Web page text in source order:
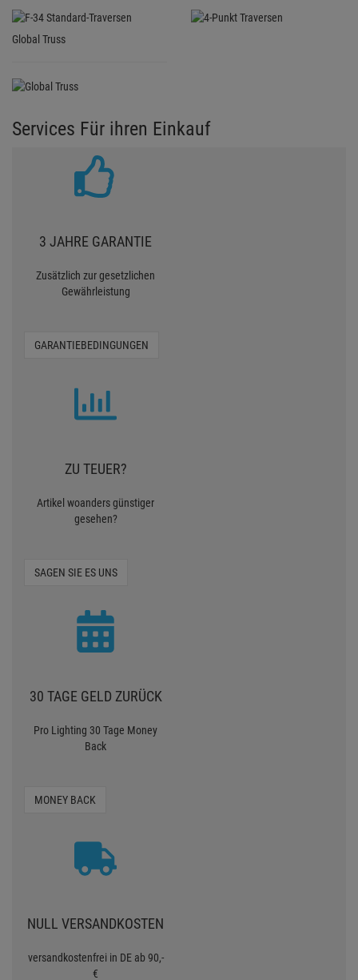
Global Truss
Services Für ihren Einkauf
3 JAHRE GARANTIE
Zusätzlich zur gesetzlichen
Gewährleistung
GARANTIEBEDINGUNGEN
ZU TEUER?
Artikel woanders günstiger
gesehen?
SAGEN SIE ES UNS
30 TAGE GELD ZURÜCK
Pro Lighting 30 Tage Money
Back
MONEY BACK
NULL VERSANDKOSTEN
versandkostenfrei in DE ab 90,-
€